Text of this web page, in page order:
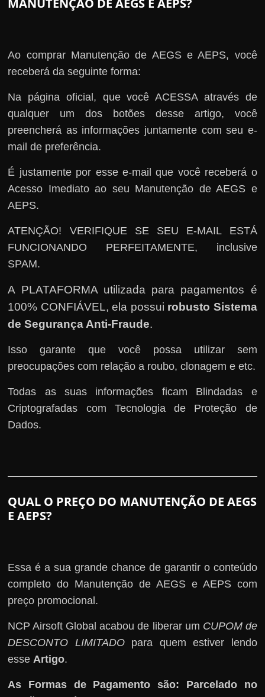
Ao comprar Manutenção de AEGS e AEPS, você
receberá da seguinte forma:
Na página oficial, que você ACESSA através de
qualquer um dos botões desse artigo, você
preencherá as informações juntamente com seu e-
mail de preferência.
É justamente por esse e-mail que você receberá o
Acesso Imediato ao seu Manutenção de AEGS e
AEPS.
ATENÇÃO! VERIFIQUE SE SEU E-MAIL ESTÁ
FUNCIONANDO PERFEITAMENTE, inclusive
SPAM.
A PLATAFORMA utilizada para pagamentos é
100% CONFIÁVEL, ela possui robusto Sistema
de Segurança Anti-Fraude.
Isso garante que você possa utilizar sem
preocupações com relação a roubo, clonagem e etc.
Todas as suas informações ficam Blindadas e
Criptografadas com Tecnologia de Proteção de
Dados.
QUAL O PREÇO DO MANUTENÇÃO DE AEGS
E AEPS?
Essa é a sua grande chance de garantir o conteúdo
completo do Manutenção de AEGS e AEPS com
preço promocional.
NCP Airsoft Global acabou de liberar um CUPOM de
DESCONTO LIMITADOpara quem estiver lendo
esse Artigo.
As Formas de Pagamento são: Parcelado no